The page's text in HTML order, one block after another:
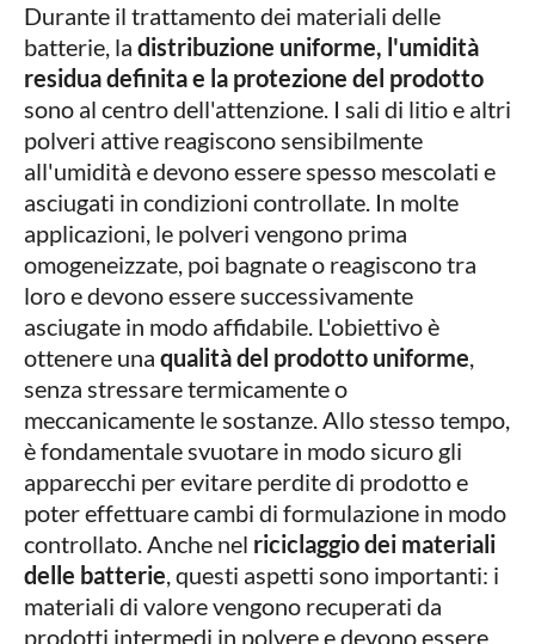
Durante il trattamento dei materiali delle
batterie, la distribuzione uniforme, l'umidità
residua definita e la protezione del prodotto
sono al centro dell'attenzione. I sali di litio e altri
polveri attive reagiscono sensibilmente
all'umidità e devono essere spesso mescolati e
asciugati in condizioni controllate. In molte
applicazioni, le polveri vengono prima
omogeneizzate, poi bagnate o reagiscono tra
loro e devono essere successivamente
asciugate in modo affidabile. L'obiettivo è
ottenere una qualità del prodotto uniforme,
senza stressare termicamente o
meccanicamente le sostanze. Allo stesso tempo,
è fondamentale svuotare in modo sicuro gli
apparecchi per evitare perdite di prodotto e
poter effettuare cambi di formulazione in modo
controllato. Anche nel riciclaggio dei materiali
delle batterie, questi aspetti sono importanti: i
materiali di valore vengono recuperati da
prodotti intermedi in polvere e devono essere